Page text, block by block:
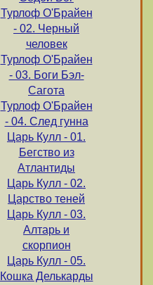
Турлоф О'Брайен
- 02. Черный
человек
Турлоф О'Брайен
- 03. Боги Бэл-
Сагота
Турлоф О'Брайен
- 04. След гунна
Царь Кулл - 01.
Бегство из
Атлантиды
Царь Кулл - 02.
Царство теней
Царь Кулл - 03.
Алтарь и
скорпион
Царь Кулл - 05.
Кошка Делькарды